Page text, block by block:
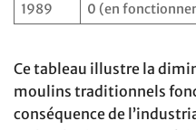
1989
0 (en
Ce tableau illustre la
moulins traditionnels
conséquence de